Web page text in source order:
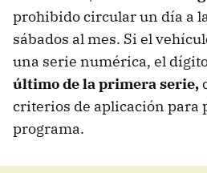
prohibido circular un día a
sábados al mes. Si el
una serie numérica, el
último de la primera serie,
criterios de aplicación para
programa.